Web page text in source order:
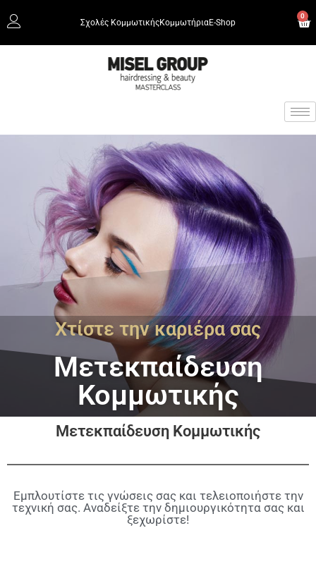
Σχολές ΚομμωτικήςΚομμωτήριαΕ-Shop
0
Χτίστε την καριέρα σας
Μετεκπαίδευση
Κομμωτικής
Μετεκπαίδευση Κομμωτικής
Εμπλουτίστε τις γνώσεις σας και τελειοποιήστε την
τεχνική σας. Αναδείξτε την δημιουργικότητα σας και
ξεχωρίστε!